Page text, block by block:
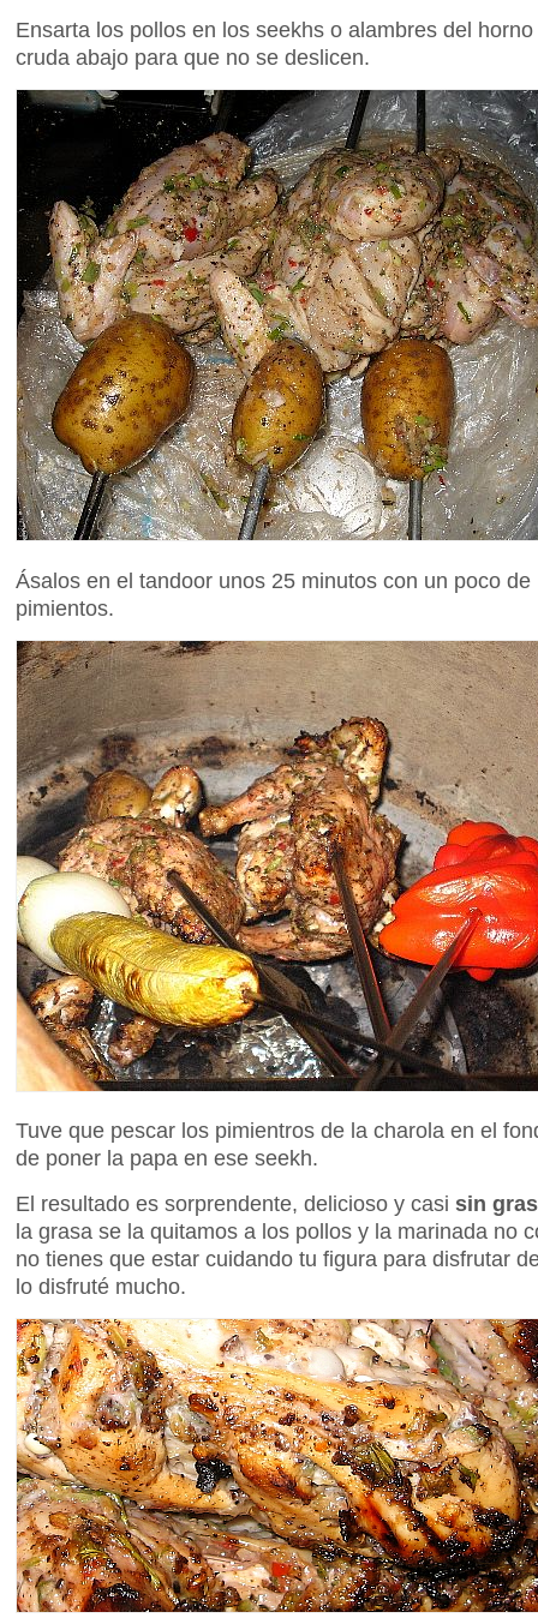
Ensarta los pollos en los seekhs o alambres del
cruda abajo para que no se deslicen.
Ásalos en el tandoor unos 25 minutos con un poco
pimientos.
Tuve que pescar los pimientros de la charola en el
de poner la papa en ese seekh.
El resultado es sorprendente, delicioso y casi sin
la grasa se la quitamos a los pollos y la marinada no
no tienes que estar cuidando tu figura para disfrutar
lo disfruté mucho.